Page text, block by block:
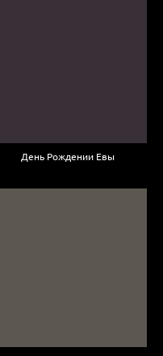
День Рождении Евы